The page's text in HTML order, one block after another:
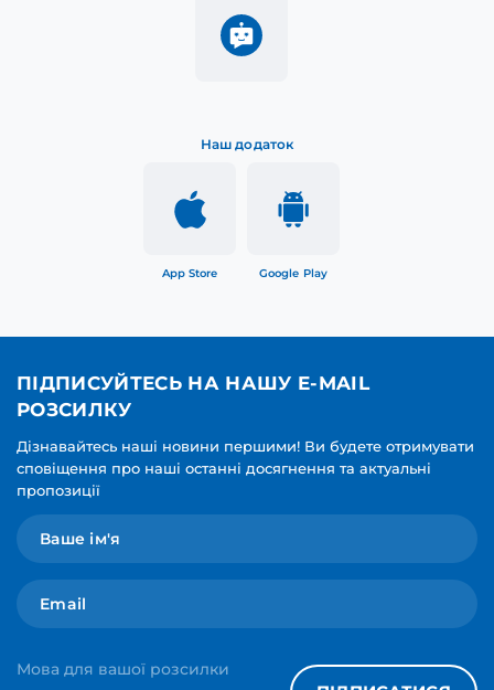
Наш додаток
App Store Google Play
ПІДПИСУЙТЕСЬ НА НАШУ E-MAIL
РОЗСИЛКУ
Дізнавайтесь наші новини першими! Ви будете отримувати
сповіщення про наші останні досягнення та актуальні
пропозиції
Мова для вашої розсилки